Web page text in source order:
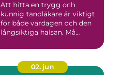
Att hitta en trygg och
kunnig tandläkare är viktigt
för både vardagen och den
långsiktiga hälsan. Må...
02. jun